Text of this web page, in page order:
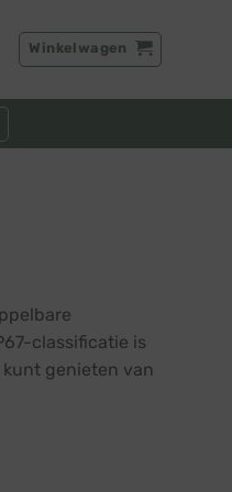
Winkelwagen
classificatie is
genieten van